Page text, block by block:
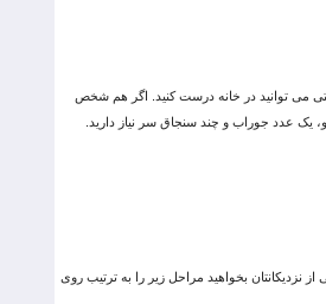
می توانید در خانه درست کنید. اگر هم شخص
یک عدد جوراب و چند سنجاق سر نیاز دارید.
نزدیکانتان بخواهید مراحل زیر را به ترتیب روی